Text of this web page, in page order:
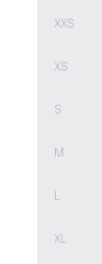
XXS
XS
S
M
L
XL